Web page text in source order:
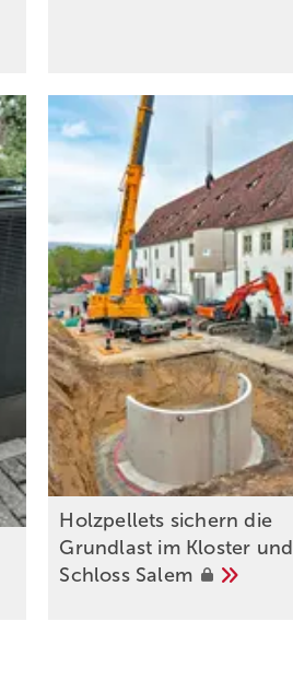
Holzpellets sichern die
Grundlast im Kloster und
Schloss Salem